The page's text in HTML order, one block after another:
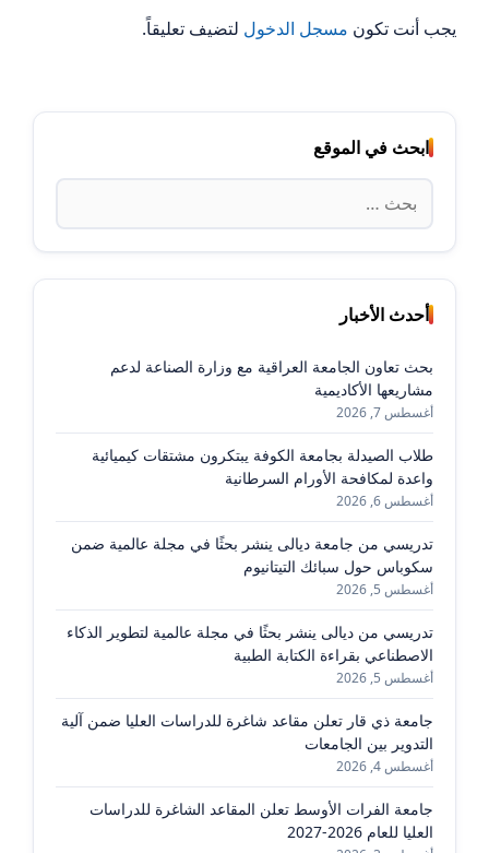
يجب أنت تكون مسجل الدخول لتضيف تعليقاً.
ابحث في الموقع
البحث
عن:
أحدث الأخبار
بحث تعاون الجامعة العراقية مع وزارة الصناعة لدعم
مشاريعها الأكاديمية
أغسطس 7, 2026
طلاب الصيدلة بجامعة الكوفة يبتكرون مشتقات كيميائية
واعدة لمكافحة الأورام السرطانية
أغسطس 6, 2026
تدريسي من جامعة ديالى ينشر بحثًا في مجلة عالمية ضمن
سكوباس حول سبائك التيتانيوم
أغسطس 5, 2026
تدريسي من ديالى ينشر بحثًا في مجلة عالمية لتطوير الذكاء
الاصطناعي بقراءة الكتابة الطبية
أغسطس 5, 2026
جامعة ذي قار تعلن مقاعد شاغرة للدراسات العليا ضمن آلية
التدوير بين الجامعات
أغسطس 4, 2026
جامعة الفرات الأوسط تعلن المقاعد الشاغرة للدراسات
العليا للعام 2026-2027